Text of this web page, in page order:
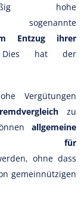
hohe
sogenannte
Entzug ihrer
hat der
Vergütungen
zu
allgemeine
für
ohne dass
gemeinnützigen